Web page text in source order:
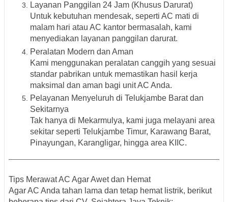
Layanan Panggilan 24 Jam (Khusus Darurat)
Untuk kebutuhan mendesak, seperti AC mati di
malam hari atau AC kantor bermasalah, kami
menyediakan layanan panggilan darurat.
Peralatan Modern dan Aman
Kami menggunakan peralatan canggih yang sesuai
standar pabrikan untuk memastikan hasil kerja
maksimal dan aman bagi unit AC Anda.
Pelayanan Menyeluruh di Telukjambe Barat dan
Sekitarnya
Tak hanya di Mekarmulya, kami juga melayani area
sekitar seperti Telukjambe Timur, Karawang Barat,
Pinayungan, Karangligar, hingga area KIIC.
Tips Merawat AC Agar Awet dan Hemat
Agar AC Anda tahan lama dan tetap hemat listrik, berikut